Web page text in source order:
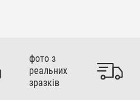
фото з
реальних
зразків